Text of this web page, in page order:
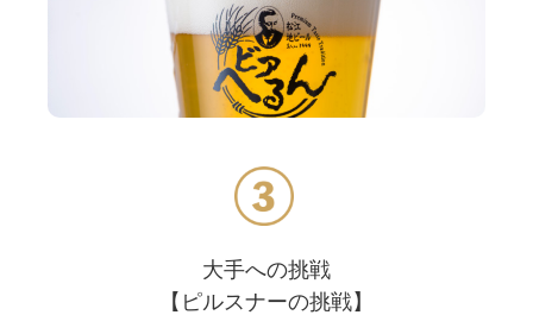
大手への挑戦
【ピルスナーの挑戦】